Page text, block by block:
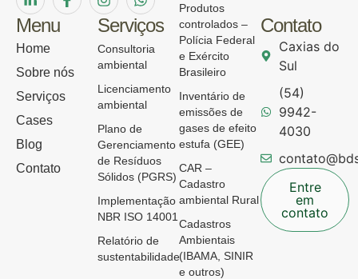
Menu
Home
Sobre nós
Serviços
Cases
Blog
Contato
Serviços
Consultoria
ambiental
Licenciamento
ambiental
Plano de
Gerenciamento
de Resíduos
Sólidos (PGRS)
Implementação
NBR ISO 14001
Relatório de
sustentabilidade
Produtos
controlados –
Polícia Federal
e Exército
Brasileiro
Inventário de
emissões de
gases de efeito
estufa (GEE)
CAR –
Cadastro
ambiental Rural
Cadastros
Ambientais
(IBAMA, SINIR
e outros)
Contato
Caxias do
Sul
(54)
9942-
4030
Entre
em
contato